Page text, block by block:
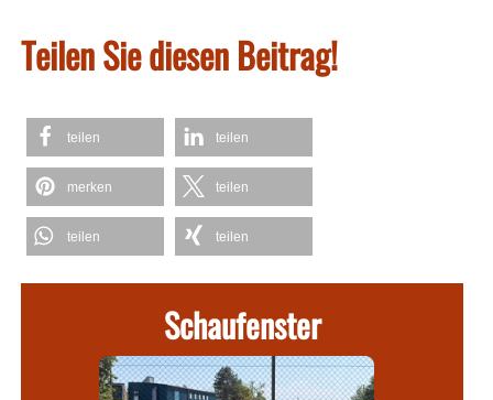
Teilen Sie diesen Beitrag!
teilen teilen
merken teilen
teilen teilen
Schaufenster